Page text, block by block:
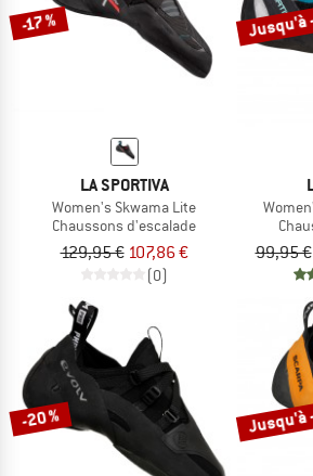
-17 %
LA SPORTIVA
Women's Skwama Lite
Chaussons d'escalade
129,95 € 107,86 €
(0)
Jusqu'à
99,95 €
-20 % Jusqu'à